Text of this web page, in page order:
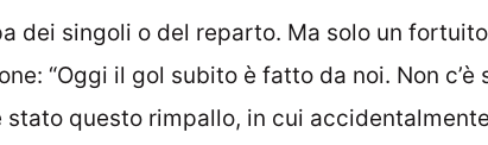
dei singoli o del reparto. Ma solo un
“Oggi il gol subito è fatto da noi. Non
stato questo rimpallo, in cui